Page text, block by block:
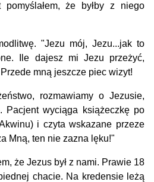
że byłby z niego
"Jezu mój, Jezu...jak to
Ile dajesz mi Jezu przeżyć,
mną jeszcze piec wizyt!
rozmawiamy o Jezusie,
Pacjent wyciąga książeczkę po
i czyta wskazane przeze
Mną, ten nie zazna lęku!"
że Jezus był z nami. Prawie 18
chacie. Na kredensie leżą